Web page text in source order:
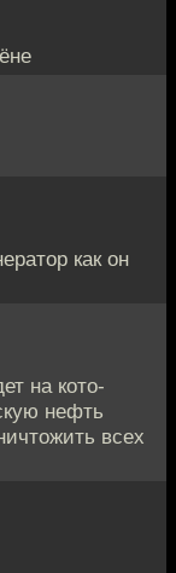
как он
на кото-
нефть
всех